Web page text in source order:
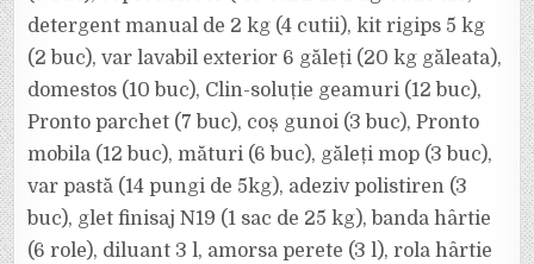
detergent manual de 2 kg (4 cutii), kit rigips 5 kg
(2 buc), var lavabil exterior 6 găleți (20 kg găleata),
domestos (10 buc), Clin-soluție geamuri (12 buc),
Pronto parchet (7 buc), coș gunoi (3 buc), Pronto
mobila (12 buc), mături (6 buc), găleți mop (3 buc),
var pastă (14 pungi de 5kg), adeziv polistiren (3
buc), glet finisaj N19 (1 sac de 25 kg), banda hârtie
(6 role), diluant 3 l, amorsa perete (3 l), rola hârtie